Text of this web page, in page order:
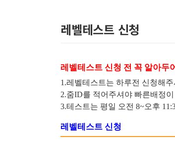
레벨테스트 신청
레벨테스트 신청 전 꼭 알아두
1.레벨테스트는 하루전 신청해
2.줌ID를 적어주셔야 빠른배정
3.테스트는 평일 오전 8~오후
레벨테스트 신청